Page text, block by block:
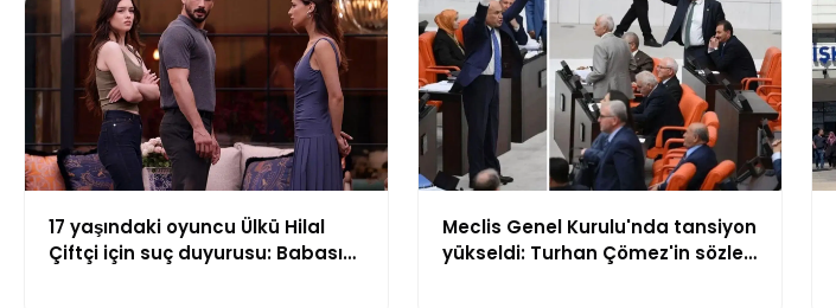
17 yaşındaki oyuncu Ülkü Hilal
Çiftçi için suç duyurusu: Babası
Meclis Genel Kurulu'nda tansiyon
yükseldi: Turhan Çömez'in sözleri